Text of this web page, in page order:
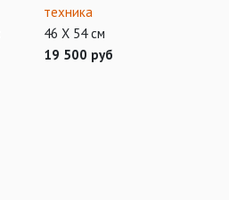
техника
46 Х 54 см
19 500 руб